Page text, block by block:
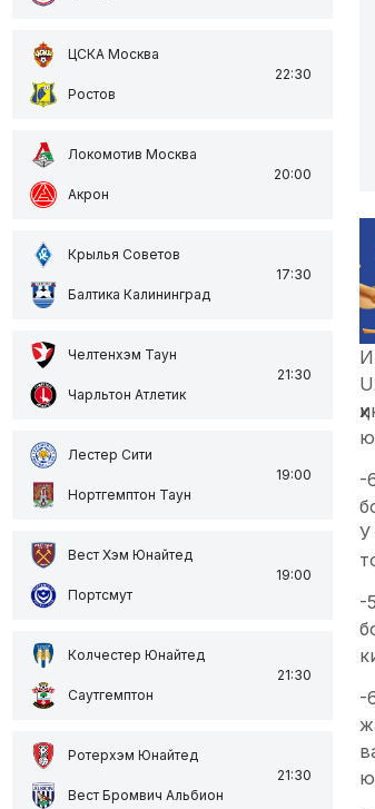
ЦСКА Москва
Ростов
22:30
Локомотив Москва
Акрон
20:00
Крылья Советов
Балтика Калининград
17:30
Челтенхэм Таун
Чарльтон Атлетик
21:30
Лестер Сити
Нортгемптон Таун
19:00
Вест Хэм Юнайтед
Портсмут
19:00
Колчестер Юнайтед
Саутгемптон
21:30
Ротерхэм Юнайтед
Вест Бромвич Альбион
21:30
-
У
-
-